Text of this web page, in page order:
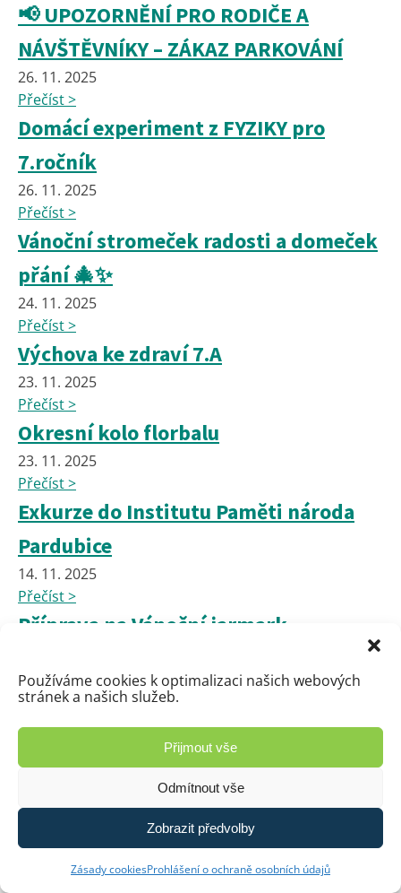
Používáme cookies k optimalizaci našich webových
stránek a našich služeb.
Přijmout vše
Odmítnout vše
Zobrazit předvolby
Zásady cookiesProhlášení o ochraně osobních údajů
📢 UPOZORNĚNÍ PRO RODIČE A
NÁVŠTĚVNÍKY – ZÁKAZ PARKOVÁNÍ
26. 11. 2025
Přečíst >
Domácí experiment z FYZIKY pro
7.ročník
26. 11. 2025
Přečíst >
Vánoční stromeček radosti a domeček
přání 🎄✨
24. 11. 2025
Přečíst >
Výchova ke zdraví 7.A
23. 11. 2025
Přečíst >
Okresní kolo florbalu
23. 11. 2025
Přečíst >
Exkurze do Institutu Paměti národa
Pardubice
14. 11. 2025
Přečíst >
Příprava na Vánoční jarmark
Přečíst >
🎄✨ Zveme vás na Tradiční Vánoční
Školní Jarmark! ✨🎄
14. 11. 2025
🏅 Odměněni tři nejlepší sběrači
papíru! Podzimní sběr přinesl rekordy
i sportovní odměny 🏅